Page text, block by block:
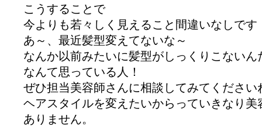
こうすることで
今よりも若々しく見えること間違いなしです
あ～、最近髪型変えてないな～
なんか以前みたいに髪型がしっくりこないん
なんて思っている人！
ぜひ担当美容師さんに相談してみてください
ヘアスタイルを変えたいからっていきなり美
ありません。